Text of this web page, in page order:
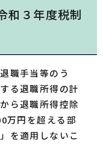
和３年度税制
職手当等のう
る退職所得の計
ら退職所得控除
万円を超える部
を適用しないこ